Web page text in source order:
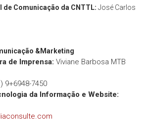
Comunicação da CNTTL: José Carlos
&Marketing
de Imprensa: Viviane Barbosa MTB
9+6948-7450
da Informação e Website: